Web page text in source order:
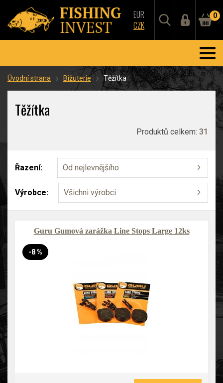
EUR
CZK
0
Úvodní strana Bižuterie Těžítka
Těžítka
Produktů celkem: 31
Řazení: Od nejlevnějšího
Výrobce: Všichni výrobci
Guru Gumová zarážka Line Stops Large 12ks
-8 %